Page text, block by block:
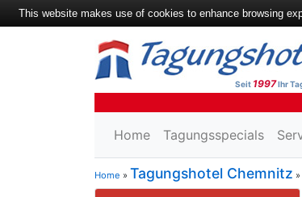
Seit 1997Ihr
Home Tagungsspecials
Home » Tagungshotel Chemnitz »
This website makes use of cookies to enhance browsing